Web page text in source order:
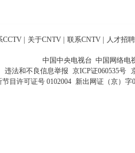
CCTV 关于CNTV 联系CNTV 人才招聘
中国中央电视台 中国网络电
违法和不良信息举报 京ICP证060535号
目许可证号 0102004 新出网证（京）